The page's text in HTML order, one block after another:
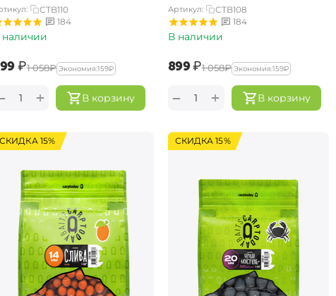
CTB110
184
наличии
₽‍1 058‍₽ Экономия:‍159‍₽
В корзину
+
Артикул:
CTB108
184
В наличии
‍899‍₽‍1 058‍₽ Экономия:‍159‍₽
В корзину
+
−
СКИДКА 15% СКИДКА 15%